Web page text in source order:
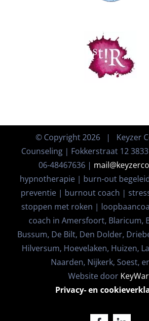
© Copyright2026 | Keyzer
Counseling | Fokkerstraat 12
06-48467636 |
hypnotherapie | burn-out
preventie | burnout coach |
stoppen met roken |
coach in Amersfoort, Blaricum,
Bussum, De Bilt, Den Dolder,
Hilversum, Hoevelaken, Huizen,
Naarden, Nijkerk, Soest,
Website door
Privacy- en